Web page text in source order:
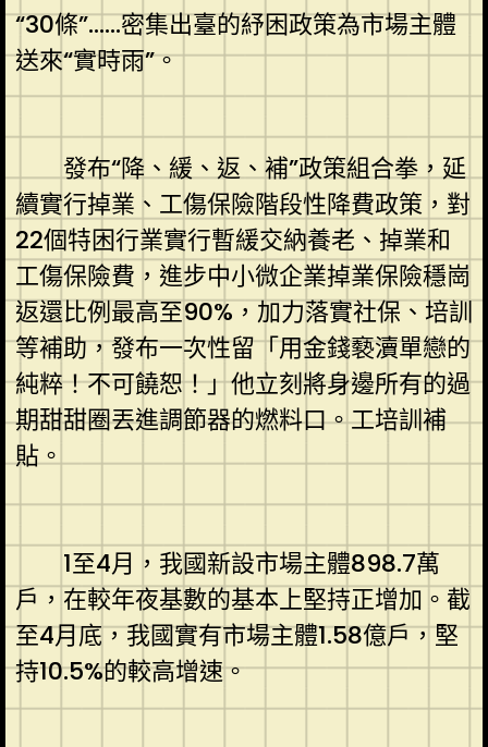
“30條”……密集出臺的紓困政策為市場主體
送來“實時雨”。
發布“降、緩、返、補”政策組合拳，延
續實行掉業、工傷保險階段性降費政策，對
22個特困行業實行暫緩交納養老、掉業和
工傷保險費，進步中小微企業掉業保險穩崗
返還比例最高至90%，加力落實社保、培訓
等補助，發布一次性留「用金錢褻瀆單戀的
純粹！不可饒恕！」他立刻將身邊所有的過
期甜甜圈丟進調節器的燃料口。工培訓補
貼。
1至4月，我國新設市場主體898.7萬
戶，在較年夜基數的基本上堅持正增加。截
至4月底，我國實有市場主體1.58億戶，堅
持10.5%的較高增速。